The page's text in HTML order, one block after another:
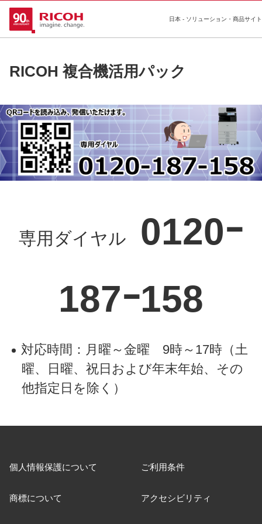
日本 - ソリューション・商品サイト
RICOH 複合機活用パック
専用ダイヤル
0120ｰ
187ｰ158
対応時間：月曜～金曜 9時～17時（土
曜、日曜、祝日および年末年始、その
他指定日を除く）
個人情報保護について ご利用条件
商標について アクセシビリティ